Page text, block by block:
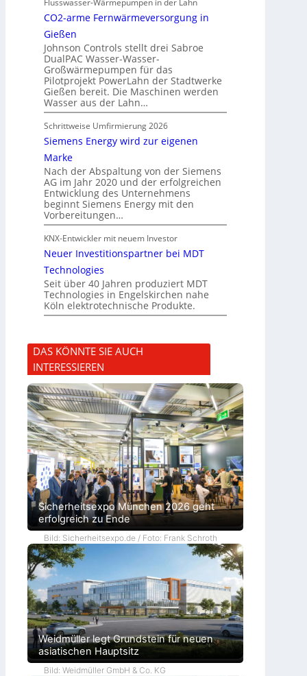
Flusswasser-Wärmepumpen in der Lahn
CO2-arme Fernwärmeversorgung in
Gießen
Johnson Controls stellt drei Sabroe
DualPAC Wasser-Wasser-
Großwärmepumpen für das
Pilotprojekt PowerLahn der Stadtwerke
Gießen bereit. Die Maschinen werden
Wasser aus der Lahn…
Schrittweise Umfirmierung 2026
Siemens Energy wird zur eigenen
Marke
Nach der Abspaltung von der Siemens
AG im Jahr 2020 und der erfolgreichen
Entwicklung des Unternehmens
beginnt Siemens Energy mit den
Vorbereitungen…
KNX-Entwickler mit neuem Investor
Neuer Investitionspartner bei MDT
Technologies
Seit über 40 Jahren produziert MDT
Technologies in Engelskirchen nahe
Köln elektrotechnische Produkte.
DAS KÖNNTE SIE AUCH
INTERESSIEREN
Sicherheitsexpo München 2026 geht
erfolgreich zu Ende
Bild: Sicherheitsexpo.de / Foto: Frank Schroth
Weidmüller legt Grundstein für neuen
asiatischen Hauptsitz
Bild: Weidmüller GmbH & Co. KG